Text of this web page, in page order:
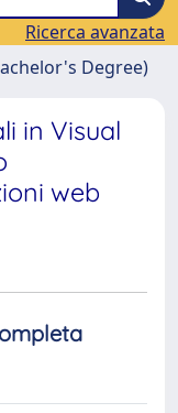
Ricerca avanzata
Degree)
in Visual
web